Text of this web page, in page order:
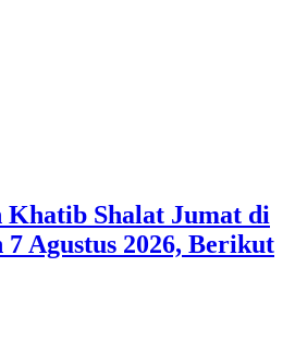
Shalat Jumat di
Agustus 2026, Berikut